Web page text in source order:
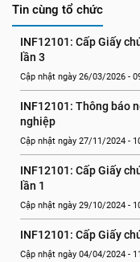
Tin cùng tổ chức
INF12101: Cấp Giấy
lần 3
Cập nhật ngày 26/03/2026 -
INF12101: Thông báo
nghiệp
Cập nhật ngày 27/11/2024 -
INF12101: Cấp Giấy
lần 1
Cập nhật ngày 29/10/2024 -
INF12101: Cấp Giấy
Cập nhật ngày 04/04/2024 -